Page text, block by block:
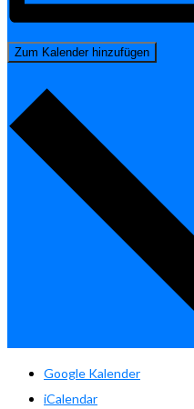
Zum Kalender hinzufügen
Google Kalender
iCalendar